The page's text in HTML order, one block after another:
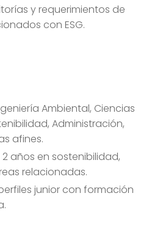
y requerimientos de
con ESG.
Ambiental, Ciencias
Administración,
afines.
2 años en sostenibilidad,
relacionadas.
junior con formación